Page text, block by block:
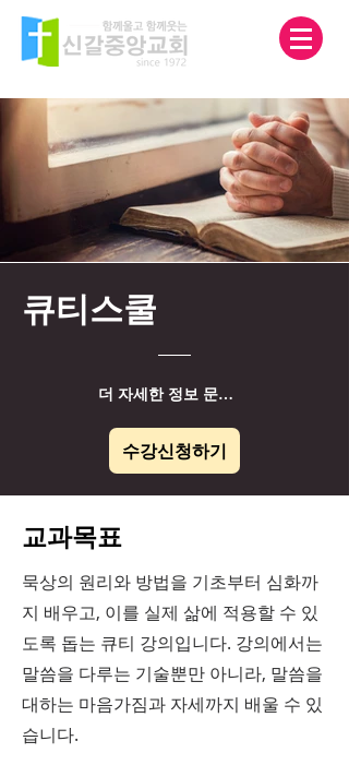
큐티스쿨
더 자세한 정보 문서로 다운받기
수강신청하기
교과목표
묵상의 원리와 방법을 기초부터 심화까
지 배우고, 이를 실제 삶에 적용할 수 있
도록 돕는 큐티 강의입니다. 강의에서는
말씀을 다루는 기술뿐만 아니라, 말씀을
대하는 마음가짐과 자세까지 배울 수 있
습니다.